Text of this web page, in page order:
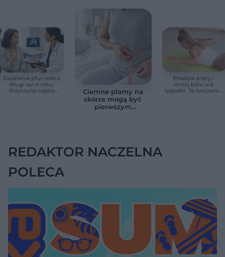
Zapalenie płuc wraca
drugi raz w roku.
Przyczyna często
Ciemne plamy na
skórze mogą być
pierwszym
Prostsze plecy i
mniej bólu w 6
tygodni. Te ćwiczenia
REDAKTOR NACZELNA
POLECA